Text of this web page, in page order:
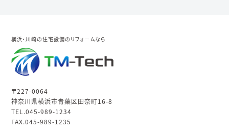
横浜・川崎の住宅設備のリフォームなら
〒227-0064
神奈川県横浜市青葉区田奈町16-8
TEL.045-989-1234
FAX.045-989-1235